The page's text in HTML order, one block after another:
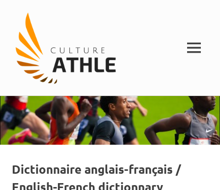
Skip
to
content
Culture
Athle
l'athlétisme
MENU
Dictionnaire anglais-français /
English-French dictionnary